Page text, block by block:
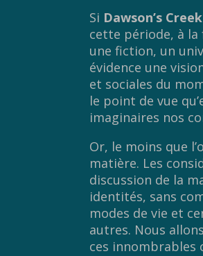
Si Dawson’s Creek
cette période, à la
une fiction, un
évidence une
et sociales du
le point de vue
imaginaires nos
Or, le moins que
matière. Les
discussion de la
identités, sans
modes de vie et
autres. Nous
ces innombrables